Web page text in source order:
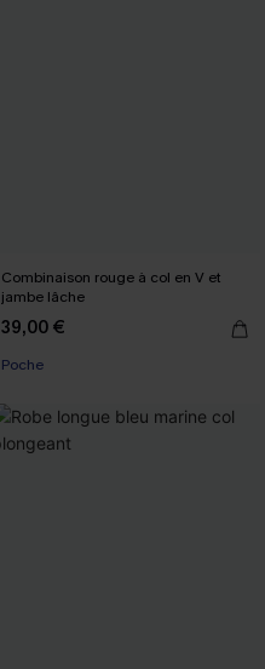
Combinaison rouge à col en V et
jambe lâche
39,00 €
Poche